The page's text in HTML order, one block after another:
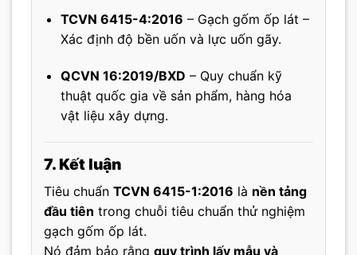
TCVN 6415-4:2016 – Gạch gốm ốp lát –
Xác định độ bền uốn và lực uốn gãy.
QCVN 16:2019/BXD – Quy chuẩn kỹ
thuật quốc gia về sản phẩm, hàng hóa
vật liệu xây dựng.
7. Kết luận
Tiêu chuẩn TCVN 6415-1:2016 là nền tảng
đầu tiên trong chuỗi tiêu chuẩn thử nghiệm
gạch gốm ốp lát.
Nó đảm bảo rằng quy trình lấy mẫu và